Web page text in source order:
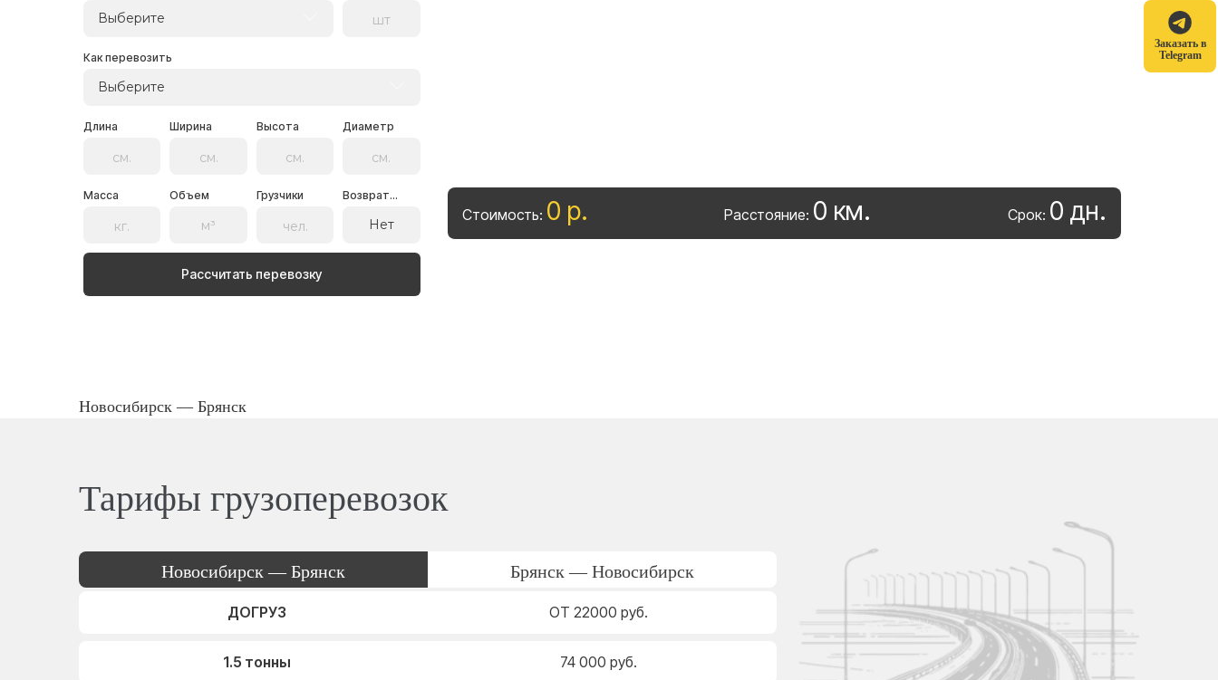
Заказать в
Telegram
Выберите
Как перевозить
Выберите
Длина Ширина Высота Диаметр
Масса Объем Грузчики Возврат...
Нет
Рассчитать перевозку
Стоимость: 0 р. Расстояние: 0 км. Срок: 0 дн.
Новосибирск — Брянск
Тарифы грузоперевозок
Новосибирск — Брянск Брянск — Новосибирск
ДОГРУЗ ОТ 22000 руб.
1.5 тонны 74 000 руб.